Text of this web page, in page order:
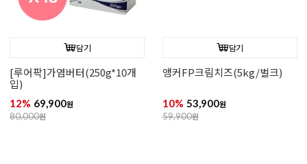
담기
[루어팍]가염버터(250g*10개
입)
12% 69,900원
80,000원
담기
앵커FP크림치즈(5kg/벌크)
10% 53,900원
59,900원